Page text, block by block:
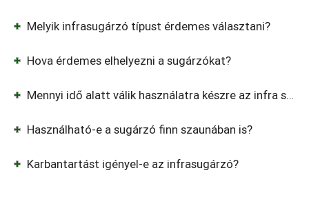
Melyik infrasugárzó típust érdemes választani?
Hova érdemes elhelyezni a sugárzókat?
Mennyi idő alatt válik használatra készre az infra szauna?
Használható-e a sugárzó finn szaunában is?
Karbantartást igényel-e az infrasugárzó?